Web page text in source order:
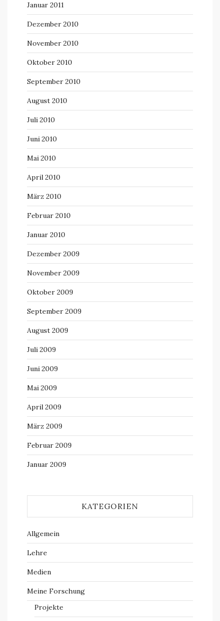
Januar 2011
Dezember 2010
November 2010
Oktober 2010
September 2010
August 2010
Juli 2010
Juni 2010
Mai 2010
April 2010
März 2010
Februar 2010
Januar 2010
Dezember 2009
November 2009
Oktober 2009
September 2009
August 2009
Juli 2009
Juni 2009
Mai 2009
April 2009
März 2009
Februar 2009
Januar 2009
KATEGORIEN
Allgemein
Lehre
Medien
Meine Forschung
Projekte